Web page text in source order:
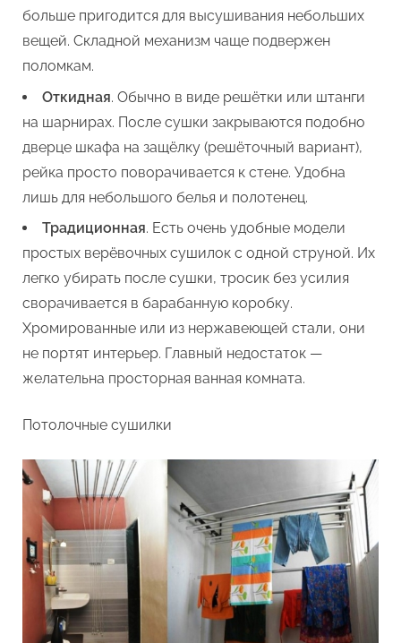
больше пригодится для высушивания небольших
вещей. Складной механизм чаще подвержен
поломкам.
Откидная. Обычно в виде решётки или штанги
на шарнирах. После сушки закрываются подобно
дверце шкафа на защёлку (решёточный вариант),
рейка просто поворачивается к стене. Удобна
лишь для небольшого белья и полотенец.
Традиционная. Есть очень удобные модели
простых верёвочных сушилок с одной струной. Их
легко убирать после сушки, тросик без усилия
сворачивается в барабанную коробку.
Хромированные или из нержавеющей стали, они
не портят интерьер. Главный недостаток —
желательна просторная ванная комната.
Потолочные сушилки